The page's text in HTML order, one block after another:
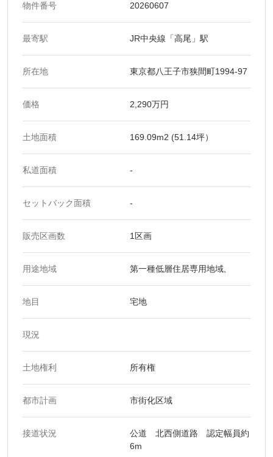
物件番号 20260607
最寄駅 JR中央線「高尾」駅
所在地 東京都八王子市狭間町1994-97
価格 2,290万円
土地面積 169.09m2 (51.14坪）
私道面積 -
セットバック面積 -
販売区画数 1区画
用途地域 第一種低層住居専用地域,
地目 宅地
現況
土地権利 所有権
都市計画 市街化区域
接道状況
公道 北西側道路 認定幅員約
6m